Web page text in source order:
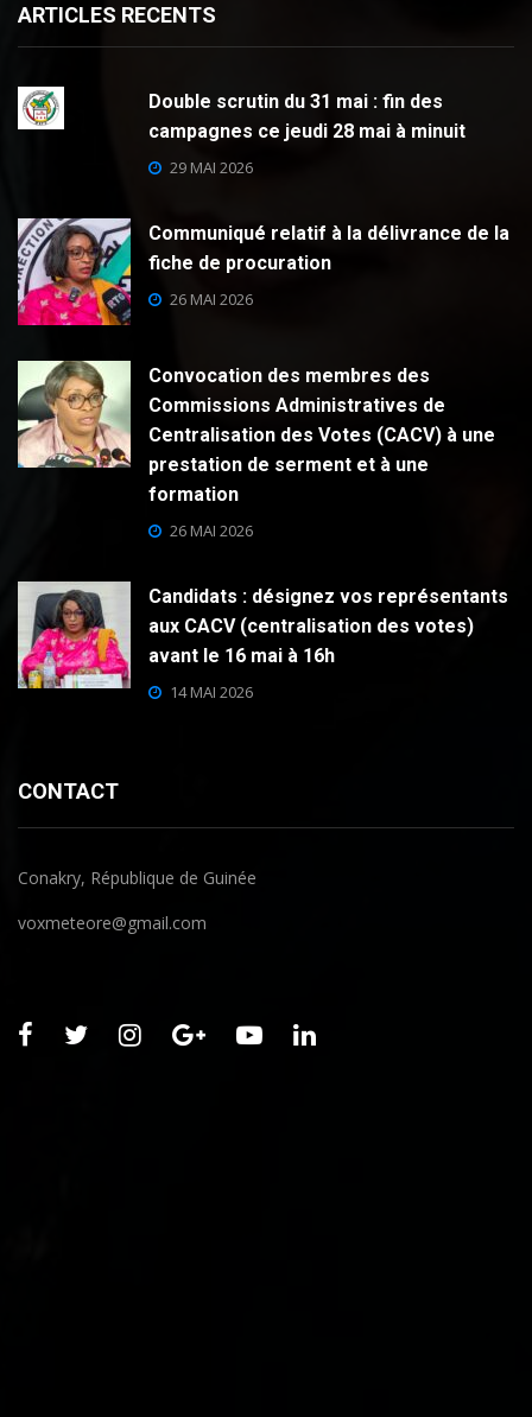
ARTICLES RECENTS
Double scrutin du 31 mai : fin des
campagnes ce jeudi 28 mai à minuit
29 MAI 2026
Communiqué relatif à la délivrance de la
fiche de procuration
26 MAI 2026
Convocation des membres des
Commissions Administratives de
Centralisation des Votes (CACV) à une
prestation de serment et à une
formation
26 MAI 2026
Candidats : désignez vos représentants
aux CACV (centralisation des votes)
avant le 16 mai à 16h
14 MAI 2026
CONTACT
Conakry, République de Guinée
voxmeteore@gmail.com